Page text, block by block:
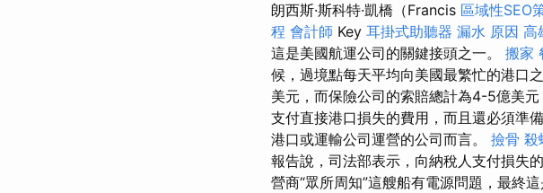
朗西斯·斯科特·凱橋（Francis 區域性SEO
程 會計師 Key 耳掛式助聽器 漏水 原因 高
這是美國航運公司的關鍵接頭之一。 搬家
候，過境點每天平均向美國最繁忙的港口
美元，而保險公司的索賠總計為4-5億美
支付直接港口損失的費用，而且還必須準
港口或運輸公司運營的公司而言。 撿骨 殺
報告說，司法部表示，向納稅人支付損失
營商“眾所周知”這艘船有電源問題，最終